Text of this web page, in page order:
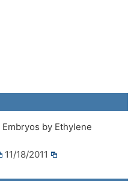
by Ethylene
11/18/2011